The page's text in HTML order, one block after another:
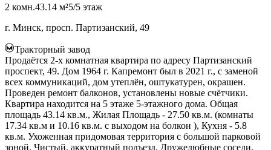
2 комн.43.14 м²5/5 этаж
г. Минск, просп. Партизанский, 49
Тракторный завод
Продаётся 2-х комнатная квартира по адресу Партизанский
проспект, 49. Дом 1964 г. Капремонт был в 2021 г., с заменой
всех коммуникаций, дом утеплён, оштукатурен, окрашен.
Проведен ремонт балконов, установлены новые счётчики.
Квартира находится на 5 этаже 5-этажного дома. Общая
площадь 43.14 кв.м., Жилая Площадь - 27.50 кв.м. (комнаты
17.34 кв.м и 10.16 кв.м. с выходом на болкон ), Кухня - 5.8
кв.м. Ухоженная придомовая территория с большой парковой
зоной. Чистый, аккуратный подъезд. Дружелюбные соседи.